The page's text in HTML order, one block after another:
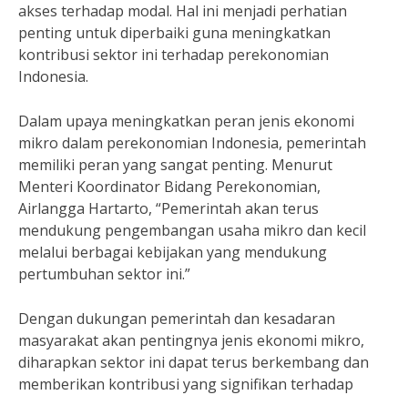
akses terhadap modal. Hal ini menjadi perhatian
penting untuk diperbaiki guna meningkatkan
kontribusi sektor ini terhadap perekonomian
Indonesia.
Dalam upaya meningkatkan peran jenis ekonomi
mikro dalam perekonomian Indonesia, pemerintah
memiliki peran yang sangat penting. Menurut
Menteri Koordinator Bidang Perekonomian,
Airlangga Hartarto, “Pemerintah akan terus
mendukung pengembangan usaha mikro dan kecil
melalui berbagai kebijakan yang mendukung
pertumbuhan sektor ini.”
Dengan dukungan pemerintah dan kesadaran
masyarakat akan pentingnya jenis ekonomi mikro,
diharapkan sektor ini dapat terus berkembang dan
memberikan kontribusi yang signifikan terhadap